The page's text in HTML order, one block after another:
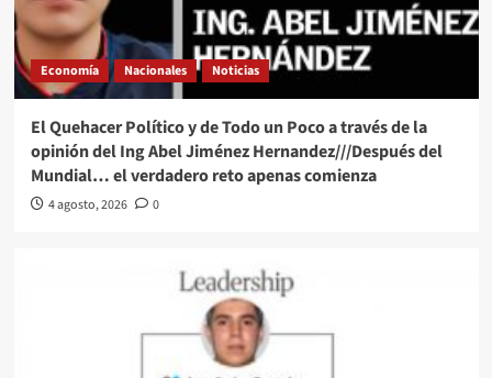
Economía Nacionales Noticias
El Quehacer Político y de Todo un Poco a través de la
opinión del Ing Abel Jiménez Hernandez///Después del
Mundial… el verdadero reto apenas comienza
4 agosto, 2026 0